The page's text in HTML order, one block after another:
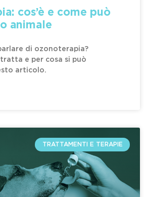
cos’è e come può
animale
di ozonoterapia?
e per cosa si può
articolo.
TRATTAMENTI E TERAPIE